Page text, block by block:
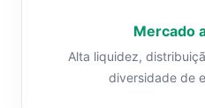
Mercado
Alta liquidez,
diversidade de